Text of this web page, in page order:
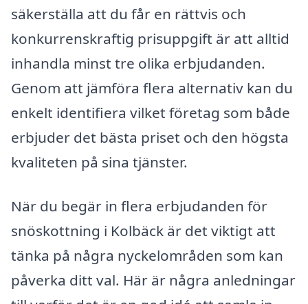
säkerställa att du får en rättvis och
konkurrenskraftig prisuppgift är att alltid
inhandla minst tre olika erbjudanden.
Genom att jämföra flera alternativ kan du
enkelt identifiera vilket företag som både
erbjuder det bästa priset och den högsta
kvaliteten på sina tjänster.
När du begär in flera erbjudanden för
snöskottning i Kolbäck är det viktigt att
tänka på några nyckelområden som kan
påverka ditt val. Här är några anledningar